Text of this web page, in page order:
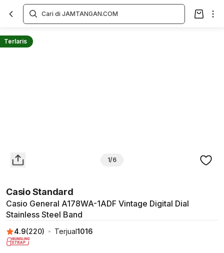
Terlaris
1/6
Casio Standard
Casio General A178WA-1ADF Vintage Digital Dial
Stainless Steel Band
4.9(220) Terjual1016
Overview